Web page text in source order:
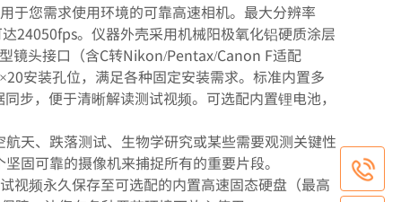
于您需求使用环境的可靠高速相机。最大分辨率
24050fps。仪器外壳采用机械阳极氧化铝硬质涂层
镜头接口（含C转Nikon/Pentax/Canon F适配
安装孔位，满足各种固定安装需求。标准内置多
步，便于清晰解读测试视频。可选配内置锂电池，
天、跌落测试、生物学研究或某些需要观测关键性
固可靠的摄像机来捕捉所有的重要片段。
视频永久保存至可选配的内置高速固态硬盘（最高